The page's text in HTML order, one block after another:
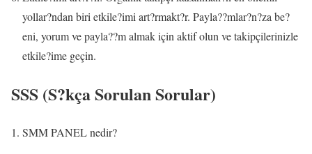
yollar?ndan biri etkile?imi art?rmakt?r. Payla??mlar?n?za be?
eni, yorum ve payla??m almak için aktif olun ve takipçilerinizle
etkile?ime geçin.
SSS (S?kça Sorulan Sorular)
SMM PANEL nedir?